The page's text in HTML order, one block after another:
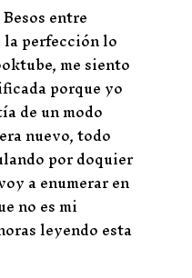
entre
perfección lo
me siento
porque yo
de un modo
nuevo, todo
por doquier
a enumerar en
no es mi
leyendo esta